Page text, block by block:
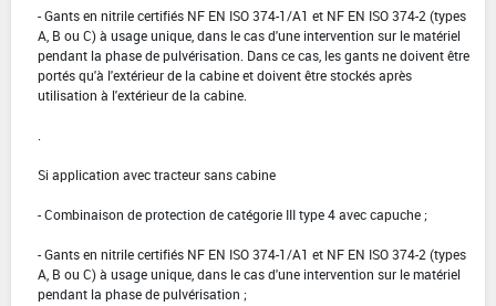
- Gants en nitrile certifiés NF EN ISO 374-1/A1 et NF EN ISO 374-2 (types
A, B ou C) à usage unique, dans le cas d'une intervention sur le matériel
pendant la phase de pulvérisation. Dans ce cas, les gants ne doivent être
portés qu'à l'extérieur de la cabine et doivent être stockés après
utilisation à l'extérieur de la cabine.
Si application avec tracteur sans cabine
- Combinaison de protection de catégorie III type 4 avec capuche ;
- Gants en nitrile certifiés NF EN ISO 374-1/A1 et NF EN ISO 374-2 (types
A, B ou C) à usage unique, dans le cas d'une intervention sur le matériel
pendant la phase de pulvérisation ;